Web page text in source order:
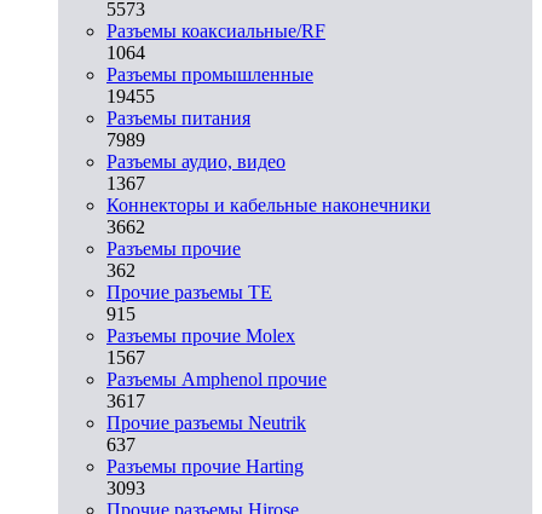
5573
Разъeмы коаксиальные/RF
1064
Разъeмы промышленные
19455
Разъeмы питания
7989
Разъeмы аудио, видео
1367
Коннекторы и кабельные наконечники
3662
Разъeмы прочие
362
Прочие разъемы TE
915
Разъемы прочие Molex
1567
Разъемы Amphenol прочие
3617
Прочие разъемы Neutrik
637
Разъемы прочие Harting
3093
Прочие разъемы Hirose